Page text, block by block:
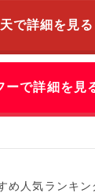
で詳細を見る
ーで詳細を見
め人気ランキ